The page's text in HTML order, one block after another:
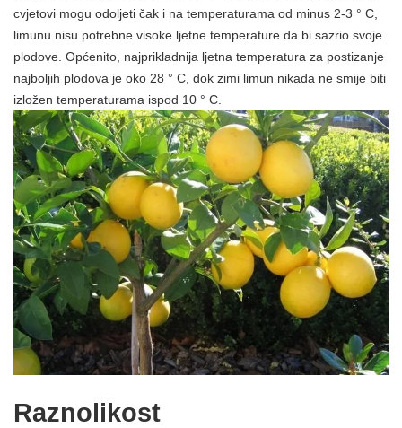
cvjetovi mogu odoljeti čak i na temperaturama od minus 2-3 ° C,
limunu nisu potrebne visoke ljetne temperature da bi sazrio svoje
plodove. Općenito, najprikladnija ljetna temperatura za postizanje
najboljih plodova je oko 28 ° C, dok zimi limun nikada ne smije biti
izložen temperaturama ispod 10 ° C.
Raznolikost